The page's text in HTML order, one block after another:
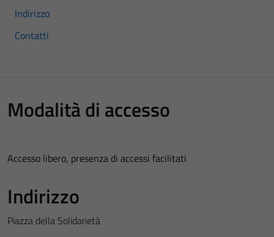
Indirizzo
Contatti
Modalità di accesso
Accesso libero, presenza di accessi facilitati
Indirizzo
Piazza della Solidarietà